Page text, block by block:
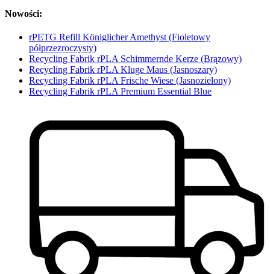
Nowości:
rPETG Refill Königlicher Amethyst (Fioletowy
półprzezroczysty)
Recycling Fabrik rPLA Schimmernde Kerze (Brązowy)
Recycling Fabrik rPLA Kluge Maus (Jasnoszary)
Recycling Fabrik rPLA Frische Wiese (Jasnozielony)
Recycling Fabrik rPLA Premium Essential Blue